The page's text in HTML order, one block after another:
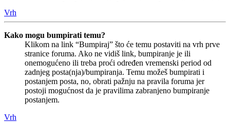
Vrh
Kako mogu bumpirati temu?
Klikom na link “Bumpiraj” što će temu postaviti na vrh prve
stranice foruma. Ako ne vidiš link, bumpiranje je ili
onemogućeno ili treba proći određen vremenski period od
zadnjeg posta(nja)/bumpiranja. Temu možeš bumpirati i
postanjem posta, no, obrati pažnju na pravila foruma jer
postoji mogućnost da je pravilima zabranjeno bumpiranje
postanjem.
Vrh